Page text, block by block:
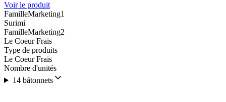
Voir le produit
FamilleMarketing1
Surimi
FamilleMarketing2
Le Coeur Frais
Type de produits
Le Coeur Frais
Nombre d'unités
14 bâtonnets